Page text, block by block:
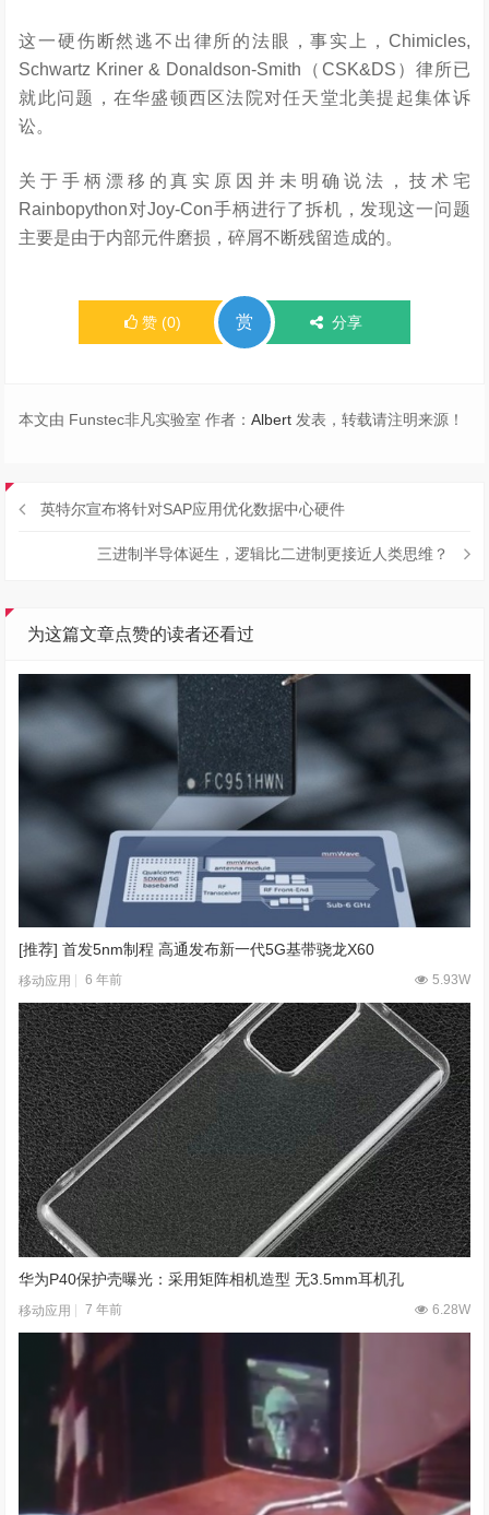
这一硬伤断然逃不出律所的法眼，事实上，Chimicles,
Schwartz Kriner & Donaldson-Smith（CSK&DS）律所已
就此问题，在华盛顿西区法院对任天堂北美提起集体诉
讼。
关于手柄漂移的真实原因并未明确说法，技术宅
Rainbopython对Joy-Con手柄进行了拆机，发现这一问题
主要是由于内部元件磨损，碎屑不断残留造成的。
赞 (0) 赏 分享
本文由 Funstec非凡实验室 作者：Albert 发表，转载请注明来源！
英特尔宣布将针对SAP应用优化数据中心硬件
三进制半导体诞生，逻辑比二进制更接近人类思维？
为这篇文章点赞的读者还看过
[推荐] 首发5nm制程 高通发布新一代5G基带骁龙X60
移动应用 6 年前 5.93W
华为P40保护壳曝光：采用矩阵相机造型 无3.5mm耳机孔
移动应用 7 年前 6.28W